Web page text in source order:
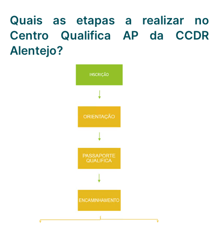
Quais as etapas a realizar no
Centro Qualifica AP da CCDR
Alentejo?